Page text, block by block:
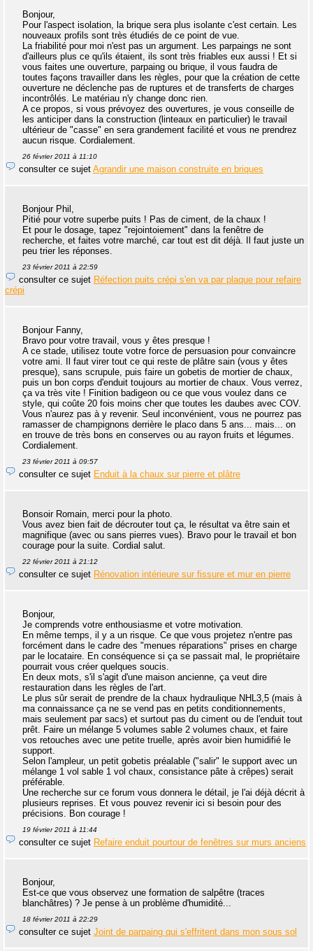
Bonjour,
Pour l'aspect isolation, la brique sera plus isolante c'est certain. Les
nouveaux profils sont très étudiés de ce point de vue.
La friabilité pour moi n'est pas un argument. Les parpaings ne sont
d'ailleurs plus ce qu'ils étaient, ils sont très friables eux aussi ! Et si
vous faites une ouverture, parpaing ou brique, il vous faudra de
toutes façons travailler dans les règles, pour que la création de cette
ouverture ne déclenche pas de ruptures et de transferts de charges
incontrôlés. Le matériau n'y change donc rien.
A ce propos, si vous prévoyez des ouvertures, je vous conseille de
les anticiper dans la construction (linteaux en particulier) le travail
ultérieur de "casse" en sera grandement facilité et vous ne prendrez
aucun risque. Cordialement.
26 février 2011 à 11:10
consulter ce sujet Agrandir une maison construite en briques
Bonjour Phil,
Pitié pour votre superbe puits ! Pas de ciment, de la chaux !
Et pour le dosage, tapez "rejointoiement" dans la fenêtre de
recherche, et faites votre marché, car tout est dit déjà. Il faut juste un
peu trier les réponses.
23 février 2011 à 22:59
consulter ce sujet Réfection puits crépi s'en va par plaque pour refaire
crépi
Bonjour Fanny,
Bravo pour votre travail, vous y êtes presque !
A ce stade, utilisez toute votre force de persuasion pour convaincre
votre ami. Il faut virer tout ce qui reste de plâtre sain (vous y êtes
presque), sans scrupule, puis faire un gobetis de mortier de chaux,
puis un bon corps d'enduit toujours au mortier de chaux. Vous verrez,
ça va très vite ! Finition badigeon ou ce que vous voulez dans ce
style, qui coûte 20 fois moins cher que toutes les daubes avec COV.
Vous n'aurez pas à y revenir. Seul inconvénient, vous ne pourrez pas
ramasser de champignons derrière le placo dans 5 ans... mais... on
en trouve de très bons en conserves ou au rayon fruits et légumes.
Cordialement.
23 février 2011 à 09:57
consulter ce sujet Enduit à la chaux sur pierre et plâtre
Bonsoir Romain, merci pour la photo.
Vous avez bien fait de décrouter tout ça, le résultat va être sain et
magnifique (avec ou sans pierres vues). Bravo pour le travail et bon
courage pour la suite. Cordial salut.
22 février 2011 à 21:12
consulter ce sujet Rénovation intérieure sur fissure et mur en pierre
Bonjour,
Je comprends votre enthousiasme et votre motivation.
En même temps, il y a un risque. Ce que vous projetez n'entre pas
forcément dans le cadre des "menues réparations" prises en charge
par le locataire. En conséquence si ça se passait mal, le propriétaire
pourrait vous créer quelques soucis.
En deux mots, s'il s'agit d'une maison ancienne, ça veut dire
restauration dans les règles de l'art.
Le plus sûr serait de prendre de la chaux hydraulique NHL3,5 (mais à
ma connaissance ça ne se vend pas en petits conditionnements,
mais seulement par sacs) et surtout pas du ciment ou de l'enduit tout
prêt. Faire un mélange 5 volumes sable 2 volumes chaux, et faire
vos retouches avec une petite truelle, après avoir bien humidifié le
support.
Selon l'ampleur, un petit gobetis préalable ("salir" le support avec un
mélange 1 vol sable 1 vol chaux, consistance pâte à crêpes) serait
préférable.
Une recherche sur ce forum vous donnera le détail, je l'ai déjà décrit à
plusieurs reprises. Et vous pouvez revenir ici si besoin pour des
précisions. Bon courage !
19 février 2011 à 11:44
consulter ce sujet Refaire enduit pourtour de fenêtres sur murs anciens
Bonjour,
Est-ce que vous observez une formation de salpêtre (traces
blanchâtres) ? Je pense à un problème d'humidité...
18 février 2011 à 22:29
consulter ce sujet Joint de parpaing qui s'effritent dans mon sous sol